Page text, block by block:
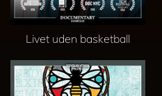
Livet uden basketball